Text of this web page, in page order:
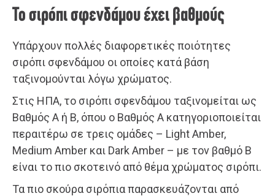
Το σιρόπι σφενδάμου έχει βαθμούς
Υπάρχουν πολλές διαφορετικές ποιότητες
σιρόπι σφενδάμου οι οποίες κατά βάση
ταξινομούνται λόγω χρώματος.
Στις ΗΠΑ, το σιρόπι σφενδάμου ταξινομείται ως
Βαθμός Α ή Β, όπου ο Βαθμός Α κατηγοριοποιείται
περαιτέρω σε τρεις ομάδες – Light Amber,
Medium Amber και Dark Amber – με τον βαθμό B
είναι το πιο σκοτεινό από θέμα χρώματος σιρόπι.
Τα πιο σκούρα σιρόπια παρασκευάζονται από